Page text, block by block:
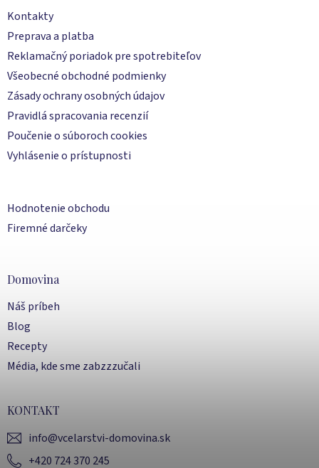
Kontakty
Preprava a platba
Reklamačný poriadok pre spotrebiteľov
Všeobecné obchodné podmienky
Zásady ochrany osobných údajov
Pravidlá spracovania recenzií
Poučenie o súboroch cookies
Vyhlásenie o prístupnosti
Hodnotenie obchodu
Firemné darčeky
Domovina
Náš príbeh
Blog
Recepty
Média, kde sme zabzzzučali
KONTAKT
info@vcelarstvi-domovina.sk
+420 724 370 245